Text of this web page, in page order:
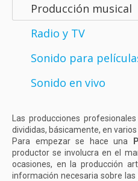
Producción musical
Radio y TV
Sonido para
Sonido en vivo
Las producciones
divididas, básicamente, en varios
Para empezar se hace una
productor se involucra en el
ocasiones, en la producción
información necesaria sobre las